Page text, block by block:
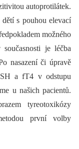
autoprotilátek.
s pouhou elevací
možného
je léčba
nasazení či úpravě
a fT4 v odstupu
u našich pacientů.
tyreotoxikózy
první volby